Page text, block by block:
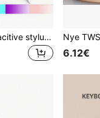
Denne universelle kapacitive stylus er kompatibel med iOS- og Android-tablets og smartphones. Den leveres med to udskiftelige spidser, der understøtter skrivning, berøringsstyring, tegning og notering. Derudover har den en statusindikatorlampe, aktivering med et enkelt tryk, magnetisk design, udskiftelige spidser og ultralang standbytid.
6.12€